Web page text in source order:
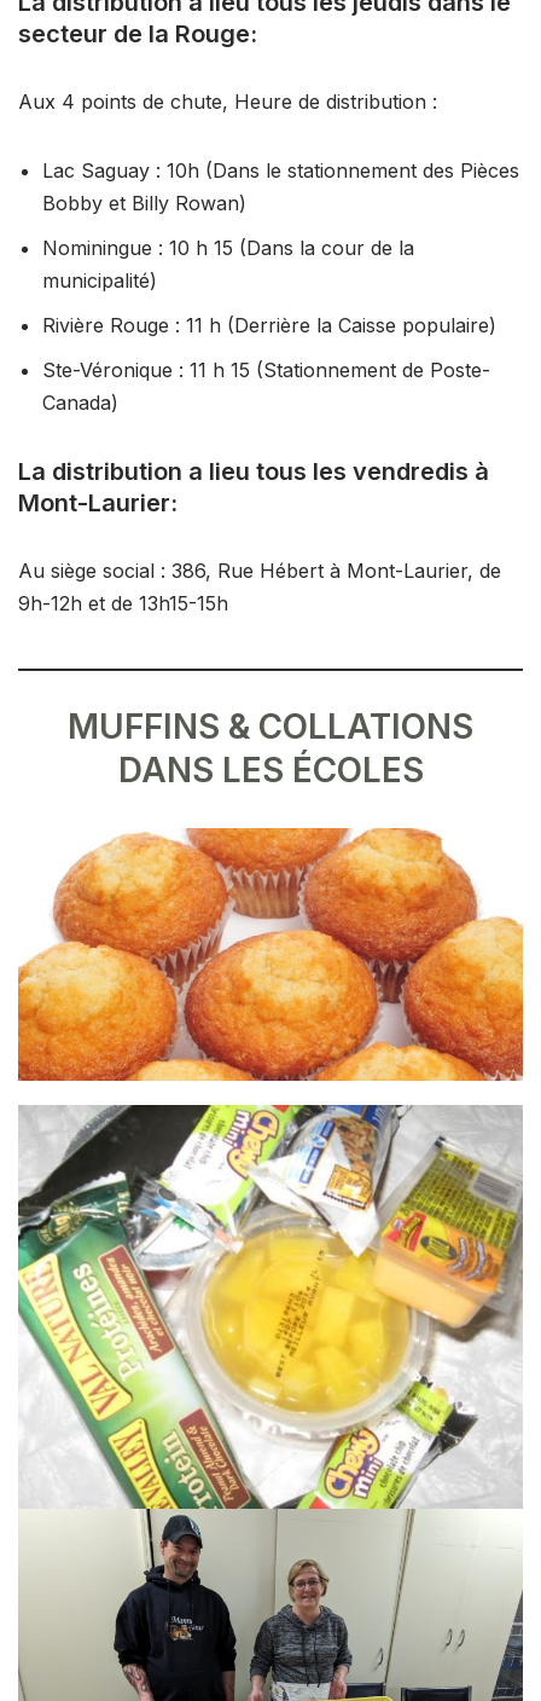
secteur de la Rouge:
Aux 4 points de chute, Heure de distribution :
Lac Saguay : 10h (Dans le stationnement des Pièces
Bobby et Billy Rowan)
Nominingue : 10 h 15 (Dans la cour de la
municipalité)
Rivière Rouge : 11 h (Derrière la Caisse populaire)
Ste-Véronique : 11 h 15 (Stationnement de Poste-
Canada)
La distribution a lieu tous les vendredis à
Mont-Laurier:
Au siège social : 386, Rue Hébert à Mont-Laurier, de
9h-12h et de 13h15-15h​
MUFFINS & COLLATIONS
DANS LES ÉCOLES